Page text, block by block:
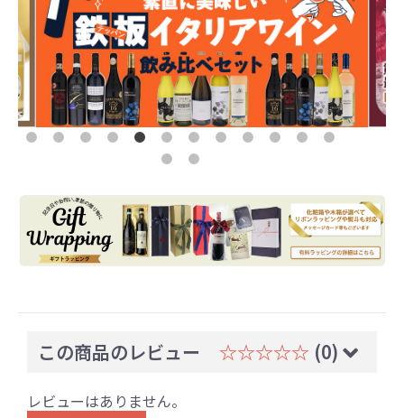
この商品のレビュー ☆☆☆☆☆ (0)
レビューはありません。